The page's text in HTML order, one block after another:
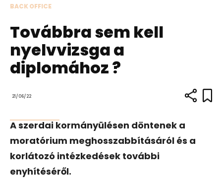
BACK OFFICE
Továbbra sem kell
nyelvvizsga a
diplomához ?
21/06/22
A szerdai kormányülésen döntenek a
moratórium meghosszabbításáról és a
korlátozó intézkedések további
enyhítéséről.